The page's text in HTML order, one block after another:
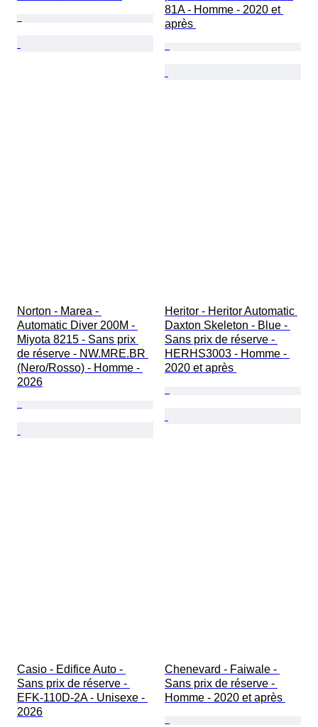
81A - Homme - 2020 et
après
Norton - Marea -
Automatic Diver 200M -
Miyota 8215 - Sans prix
de réserve - NW.MRE.BR
(Nero/Rosso) - Homme -
2026
Heritor - Heritor Automatic
Daxton Skeleton - Blue -
Sans prix de réserve -
HERHS3003 - Homme -
2020 et après
Casio - Edifice Auto -
Sans prix de réserve -
EFK-110D-2A - Unisexe -
2026
Chenevard - Faiwale -
Sans prix de réserve -
Homme - 2020 et après